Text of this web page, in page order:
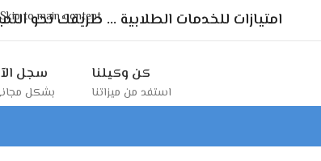
Skip to main content
امتيازات للخدمات الطلابية ... طريقك نحو
سجل
بشكل
كن وكيلنا
استفد من ميزاتنا